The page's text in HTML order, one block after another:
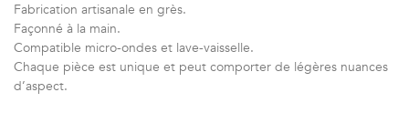
Fabrication artisanale en grès.
Façonné à la main.
Compatible micro-ondes et lave-vaisselle.
Chaque pièce est unique et peut comporter de légères nuances
d’aspect.